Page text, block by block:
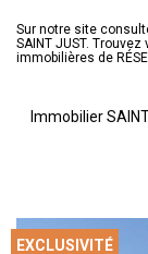
Sur notre site
SAINT JUST.
immobilières de
Immobilier
EXCLUSIVITÉ